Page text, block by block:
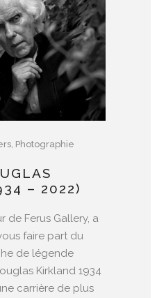
Photographie
– 2022)
de Ferus Gallery, a
faire part du
de légende
Kirkland 1934
carrière de plus